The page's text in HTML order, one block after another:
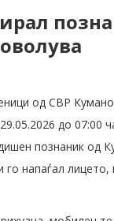
од СВР
до 07:00
познаник од
напаѓал лицето,